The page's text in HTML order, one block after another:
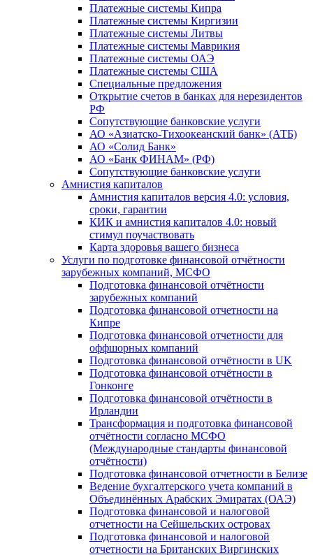
Платежные системы Кипра
Платежные системы Киргизии
Платежные системы Литвы
Платежные системы Маврикия
Платежные системы ОАЭ
Платежные системы США
Специальные предложения
Открытие счетов в банках для нерезидентов
РФ
Сопутствующие банковские услуги
АО «Азиатско-Тихоокеанский банк» (АТБ)
АО «Солид Банк»
АО «Банк ФИНАМ» (РФ)
Сопутствующие банковские услуги
Амнистия капиталов
Амнистия капиталов версия 4.0: условия,
сроки, гарантии
КИК и амнистия капиталов 4.0: новый
стимул поучаствовать
Карта здоровья вашего бизнеса
Услуги по подготовке финансовой отчётности
зарубежных компаний, МСФО
Подготовка финансовой отчётности
зарубежных компаний
Подготовка финансовой отчетности на
Кипре
Подготовка финансовой отчетности для
оффшорных компаний
Подготовка финансовой отчётности в UK
Подготовка финансовой отчётности в
Гонконге
Подготовка финансовой отчётности в
Ирландии
Трансформация и подготовка финансовой
отчётности согласно МСФО
(Международные стандарты финансовой
отчётности)
Подготовка финансовой отчетности в Белизе
Ведение бухгалтерского учета компаний в
Объединённых Арабских Эмиратах (ОАЭ)
Подготовка финансовой и налоговой
отчетности на Сейшельских островах
Подготовка финансовой и налоговой
отчетности на Британских Виргинских